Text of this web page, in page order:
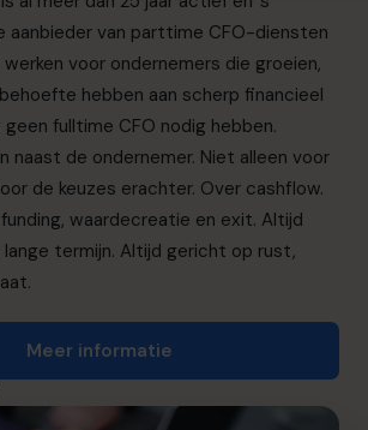
van parttime CFO-diensten
werken voor ondernemers die groeien,
hebben aan scherp financieel
fulltime CFO nodig hebben.
naast de ondernemer. Niet alleen voor
de keuzes erachter. Over cashflow.
waardecreatie en exit. Altijd
termijn. Altijd gericht op rust,
Meer informatie